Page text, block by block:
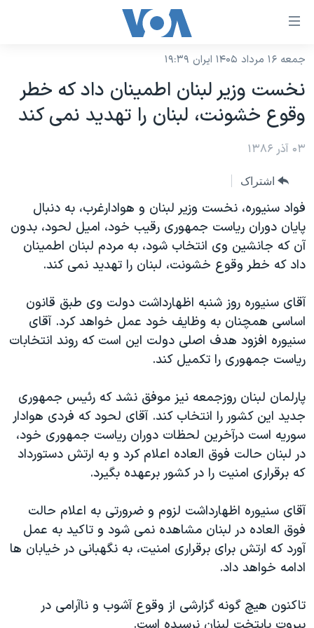
لینکهای
دسترسی
جهش
محتوای
اصلی
صفحه
اصلی
جهش
به
جستجو
نسخه سبک وب‌سایت
موضوع ها
ایران
آمریکا
ورزشی
گزیده‌ها
ویدیوها
فرهنگ و زندگی
علم و فناوری
اسرائیل در جنگ
گالری عکس
آرشیو پخش زنده
برنامه های تلویزیونی
جدول برنامه ها
صفحه‌های ویژه
جام جهانی ۲۰۲۶
عملیات خشم حماسی
بایگانی برنامه‌های تلویزیونی
مستندها
انتخابات ریاست جمهوری آمریکا ۲۰۲۴
رمز مهسا
ورزش زنان در ایران
اعتراضات زن، زندگی، آزادی
مجموعه مستندهای دادخواهی
تریبونال مردمی آبان ۹۸
دادگاه حمید نوری
چهل سال گروگان‌گیری
اعتراضات مردمی آبان ۹۸
فرکانس‌های صدای آمریکا
پخش رادیویی
دنبال کنید
زبانهای مختلف
جمعه ۱۶ مرداد ۱۴۰۵ ایران ۱۹:۳۹
نخست وزير لبنان اطمينان داد که خطر
وقوع خشونت، لبنان را تهديد نمی کند
۰۳ آذر ۱۳۸۶
اشتراک
فواد سنيوره، نخست وزير لبنان و هوادارغرب، به دنبال
پايان دوران رياست جمهوری رقيب خود، اميل لحود، بدون
آن که جانشين وی انتخاب شود، به مردم لبنان اطمينان
داد که خطر وقوع خشونت، لبنان را تهديد نمی کند.
آقای سنيوره روز شنبه اظهارداشت دولت وی طبق قانون
اساسی همچنان به وظايف خود عمل خواهد کرد. آقای
سنيوره افزود هدف اصلی دولت اين است که روند انتخابات
رياست جمهوری را تکميل کند.
پارلمان لبنان روزجمعه نيز موفق نشد که رئيس جمهوری
جديد اين کشور را انتخاب کند. آقای لحود که فردی هوادار
سوريه است درآخرين لحظات دوران رياست جمهوری خود،
در لبنان حالت فوق العاده اعلام کرد و به ارتش دستورداد
که برقراری امنيت را در کشور برعهده بگيرد.
آقای سنيوره اظهارداشت لزوم و ضرورتی به اعلام حالت
فوق العاده در لبنان مشاهده نمی شود و تاکيد به عمل
آورد که ارتش برای برقراری امنيت، به نگهبانی در خيابان ها
ادامه خواهد داد.
تاکنون هيچ گونه گزارشی از وقوع آشوب و ناآرامی در